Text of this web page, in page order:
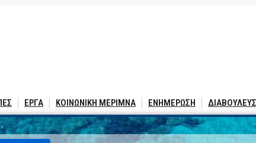
ΕΡΓΑ ΚΟΙΝΩΝΙΚΗ ΜΕΡΙΜΝΑ ΕΝΗΜΕΡΩΣΗ